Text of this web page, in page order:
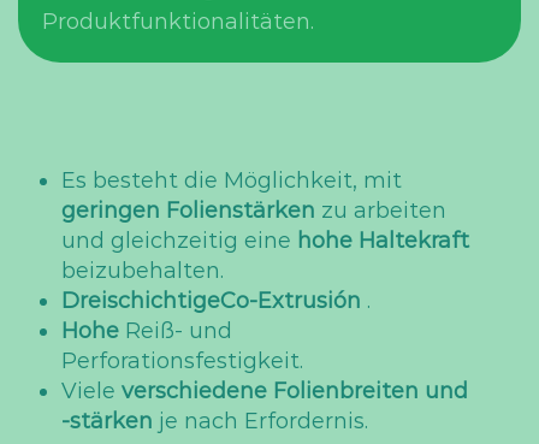
Produktfunktionalitäten.
Es besteht die Möglichkeit, mit
geringen Folienstärken zu arbeiten
und gleichzeitig eine hohe Haltekraft
beizubehalten.
DreischichtigeCo-Extrusión .
HoheReiß- und
Perforationsfestigkeit.
Viele verschiedene Folienbreiten und
-stärken je nach Erfordernis.